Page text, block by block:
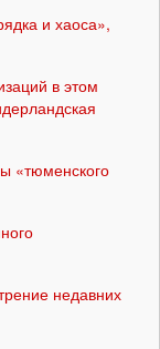
и хаоса»,
в этом
«тюменского
недавних